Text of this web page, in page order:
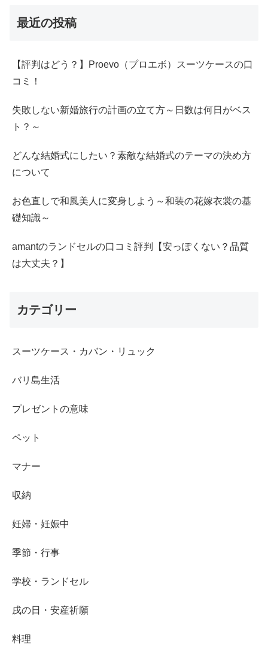
最近の投稿
【評判はどう？】Proevo（プロエボ）スーツケースの口
コミ！
失敗しない新婚旅行の計画の立て方～日数は何日がベス
ト？～
どんな結婚式にしたい？素敵な結婚式のテーマの決め方
について
お色直しで和風美人に変身しよう～和装の花嫁衣裳の基
礎知識～
amantのランドセルの口コミ評判【安っぽくない？品質
は大丈夫？】
カテゴリー
スーツケース・カバン・リュック
バリ島生活
プレゼントの意味
ペット
マナー
収納
妊婦・妊娠中
季節・行事
学校・ランドセル
戌の日・安産祈願
料理